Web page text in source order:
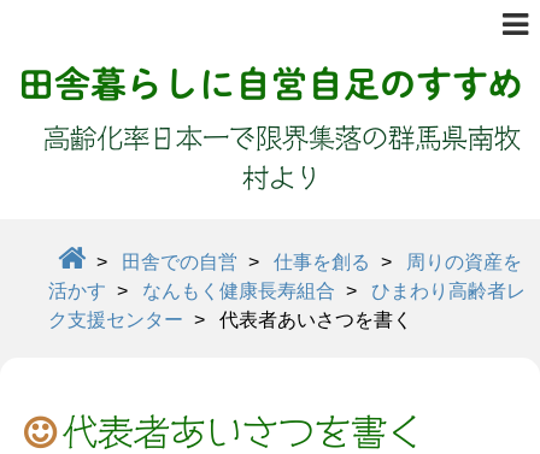
田舎暮らしに自営自足のすすめ
高齢化率日本一で限界集落の群馬県南牧
村より
> 田舎での自営 > 仕事を創る >
周りの資産を
活かす > なんもく健康長寿組合 >
ひまわり高齢者レ
ク支援センター > 代表者あいさつを書く
代表者あいさつを書く